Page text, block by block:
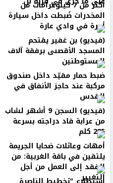
أكثر من 7 كيلوغرامات من
المخدرات ضُبطت داخل سيارة
أجرة في وادي عارة
(فيديو) بن غفير يقتحم
المسجد الأقصىى برفقة آلاف
المستوطنين
ضبط حمار مقيّد داخل صندوق
مركبة عند حاجز الأنفاق في
القدس
(فيديو) السجن 9 أشهر لشاب
من عرابة قاد دراجته بسرعة
285 كلم
أمهات وعائلات ضحايا الجريمة
يلتقين في باقة الغربية: من
الفقد إلى العمل من أجل
التغيير